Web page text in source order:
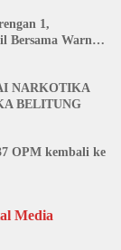
1,
Bersama Warnai
NARKOTIKA
BELITUNG
OPM kembali ke
Media